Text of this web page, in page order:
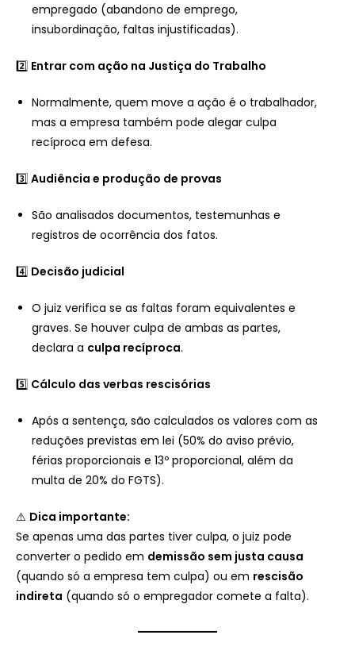
empregado (abandono de emprego,
insubordinação, faltas injustificadas).
2️⃣ Entrar com ação na Justiça do Trabalho
Normalmente, quem move a ação é o trabalhador,
mas a empresa também pode alegar culpa
recíproca em defesa.
3️⃣ Audiência e produção de provas
São analisados documentos, testemunhas e
registros de ocorrência dos fatos.
4️⃣ Decisão judicial
O juiz verifica se as faltas foram equivalentes e
graves. Se houver culpa de ambas as partes,
declara a culpa recíproca.
5️⃣ Cálculo das verbas rescisórias
Após a sentença, são calculados os valores com as
reduções previstas em lei (50% do aviso prévio,
férias proporcionais e 13º proporcional, além da
multa de 20% do FGTS).
⚠️ Dica importante:
Se apenas uma das partes tiver culpa, o juiz pode
converter o pedido em demissão sem justa causa
(quando só a empresa tem culpa) ou em rescisão
indireta (quando só o empregador comete a falta).